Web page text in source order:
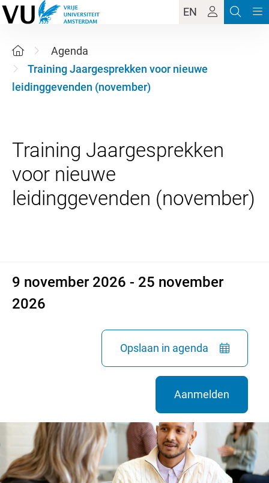
EN
Agenda
Training Jaargesprekken voor nieuwe
leidinggevenden (november)
Training Jaargesprekken
voor nieuwe
9 november 2026 - 25 november
2026
Opslaan in agenda
Aanmelden